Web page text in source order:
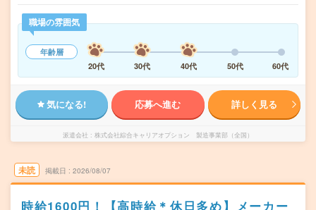
職場の雰囲気
年齢層
20代
30代 40代 50代 60代
気になる! 応募へ進む 詳しく見る
派遣会社 株式会社綜合キャリアオプション 製造事業部（全国）
未読 掲載日 2026/08/07
時給1600円！【高時給＊休日多め】メーカー